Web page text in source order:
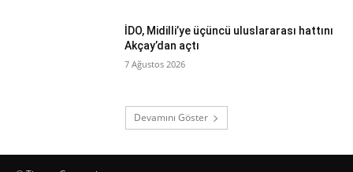
İDO, Midilli’ye üçüncü uluslararası hattını
Akçay’dan açtı
7 Ağustos 2026
Devamını Göster